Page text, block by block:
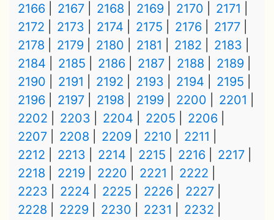
2166
2167 2168 2169 2170
2171
2172
2173 2174 2175 2176
2177
2178
2179 2180 2181 2182
2183
2184
2185 2186 2187 2188
2189
2190
2191 2192 2193 2194
2195
2196
2197 2198 2199 2200
2201
2202
2203 2204 2205
2206
2207
2208 2209 2210
2211
2212
2213 2214 2215 2216
2217
2218
2219 2220 2221
2222
2223
2224 2225 2226
2227
2228
2229 2230 2231
2232